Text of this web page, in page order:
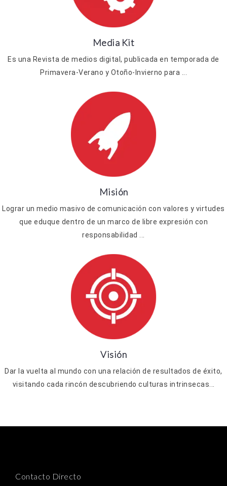
Media Kit
Es una Revista de medios digital, publicada en temporada de
Primavera-Verano y Otoño-Invierno para ...
Misión
Lograr un medio masivo de comunicación con valores y virtudes
que eduque dentro de un marco de libre expresión con
responsabilidad ...
Visión
Dar la vuelta al mundo con una relación de resultados de éxito,
visitando cada rincón descubriendo culturas intrinsecas...
Contacto Directo